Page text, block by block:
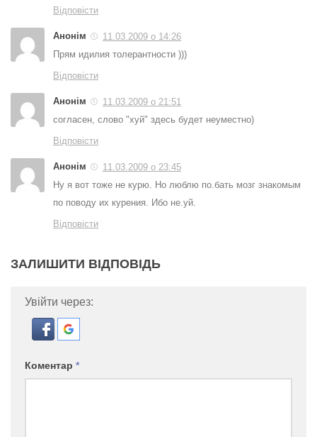
Відповісти
Анонім
11.03.2009 о 14:26
Прям идилия толерантности )))
Відповісти
Анонім
11.03.2009 о 21:51
согласен, слово "хуй" здесь будет неуместно)
Відповісти
Анонім
11.03.2009 о 23:45
Ну я вот тоже не курю. Но люблю по.бать мозг знакомым
по поводу их курения. Ибо не.уй.
Відповісти
ЗАЛИШИТИ ВІДПОВІДЬ
Увійти через:
Коментар *